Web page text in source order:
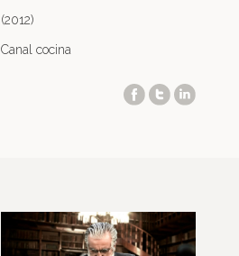
(2012)
Canal cocina